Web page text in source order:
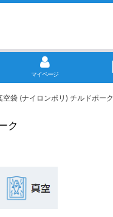
マイページ
空袋 (ナイロンポリ) チルドポーク
ク